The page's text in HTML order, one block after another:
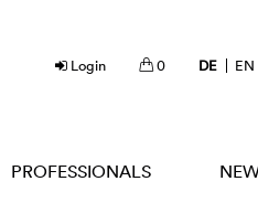
Login 0 DE EN
PROFESSIONALS